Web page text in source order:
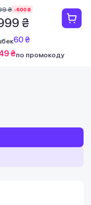
₴ -600 ₴
₴
60 ₴
₴по промокоду